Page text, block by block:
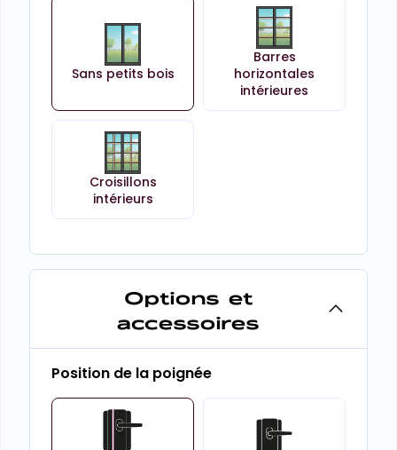
Sans petits bois
Barres
horizontales
intérieures
Croisillons
intérieurs
Options et
accessoires
Position de la poignée